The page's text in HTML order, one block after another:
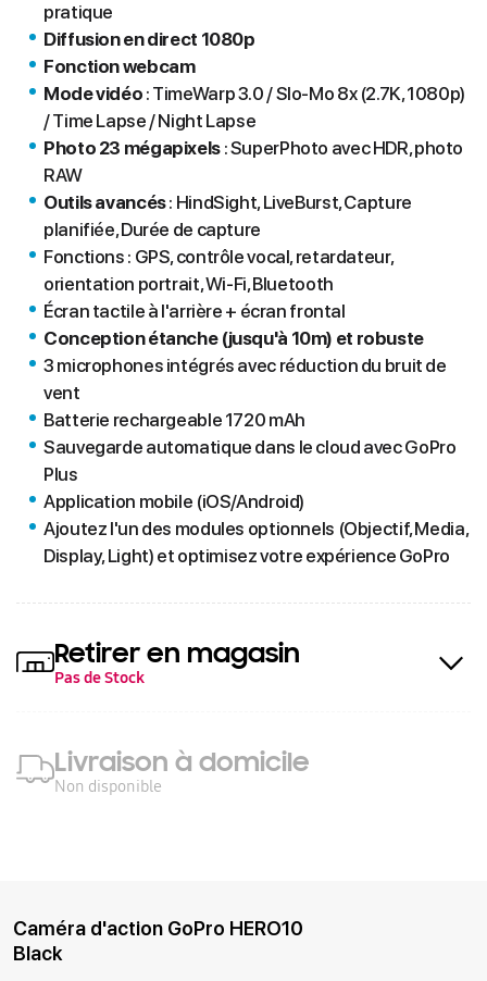
pratique
Diffusion en direct 1080p
Fonction webcam
Mode vidéo : TimeWarp 3.0 / Slo-Mo 8x (2.7K, 1080p)
/ Time Lapse / Night Lapse
Photo 23 mégapixels : SuperPhoto avec HDR, photo
RAW
Outils avancés: HindSight, LiveBurst, Capture
planifiée, Durée de capture
Fonctions : GPS, contrôle vocal, retardateur,
orientation portrait, Wi-Fi, Bluetooth
Écran tactile à l'arrière + écran frontal
Conception étanche (jusqu'à 10m) et robuste
3 microphones intégrés avec réduction du bruit de
vent
Batterie rechargeable 1720 mAh
Sauvegarde automatique dans le cloud avec GoPro
Plus
Application mobile (iOS/Android)
Ajoutez l'un des modules optionnels (Objectif, Media,
Display, Light) et optimisez votre expérience GoPro
Retirer en magasin
Pas de Stock
Livraison à domicile
Non disponible
Caméra d'action GoPro HERO10
Black